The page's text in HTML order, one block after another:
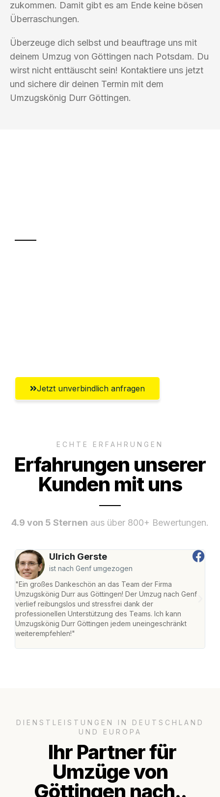
zukommen. Damit gibt es am Ende keine bösen
Überraschungen.
Überzeuge dich selbst und beauftrage uns mit
deinem Umzug von Göttingen nach Potsdam. Du
wirst nicht enttäuscht sein! Kontaktiere uns jetzt
und sichere dir deinen Termin mit dem
Umzugskönig Durr Göttingen.
Jetzt unverbindlich anfragen
ECHTE ERFAHRUNGEN
Erfahrungen unserer
Kunden mit uns
4.9 von 5 Sternen aus über 800+ Bewertungen.
Ulrich Gerste
ist nach Genf umgezogen
"Ein großes Dankeschön an das Team der Firma
Umzugskönig Durr aus Göttingen! Der Umzug nach Genf
verlief reibungslos und stressfrei dank der
professionellen Unterstützung des Teams. Ich kann
Umzugskönig Durr Göttingen jedem uneingeschränkt
weiterempfehlen!"
DIENSTLEISTUNGEN IN DEUTSCHLAND
UND EUROPA
Ihr Partner für
Umzüge von
Göttingen nach..